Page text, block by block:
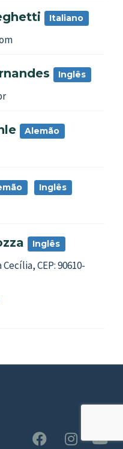
Italiano
Inglês
Alemão
Inglês
Inglês
CEP: 90610-